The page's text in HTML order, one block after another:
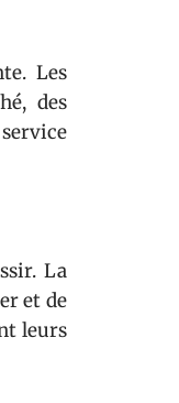
Les
des
La
et de
leurs